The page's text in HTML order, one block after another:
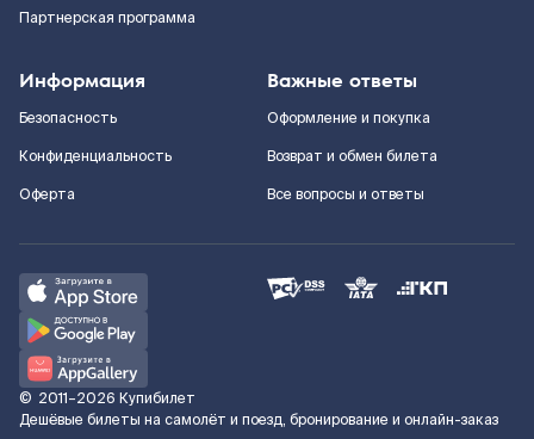
Партнерская программа
Информация
Безопасность
Конфиденциальность
Оферта
Важные ответы
Оформление и покупка
Возврат и обмен билета
Все вопросы и ответы
© 2011–2026 Купибилет
Дешёвые билеты на самолёт и поезд, бронирование и онлайн-заказ